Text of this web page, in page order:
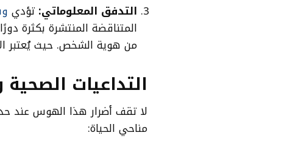
التدفق المعلوماتي: تؤدي
المتناقضة المنتشرة بكثرة
من هوية الشخص. حيث يُعتبر
التداعيات
لا تقف أضرار هذا الهوس عند
مناحي الحياة: